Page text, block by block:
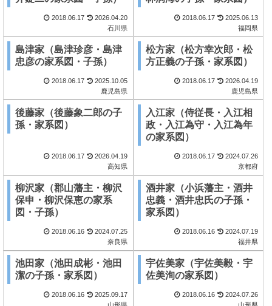
2018.06.17
2026.04.20
石川県
2018.06.17
2025.06.13
福岡県
島津家（島津珍彦・島津
忠彦の家系図・子孫）
2018.06.17
2025.10.05
鹿児島県
松方家（松方幸次郎・松
方正義の子孫・家系図）
2018.06.17
2026.04.19
鹿児島県
後藤家（後藤象二郎の子
孫・家系図）
2018.06.17
2026.04.19
高知県
入江家（侍従長・入江相
政・入江為守・入江為年
の家系図）
2018.06.17
2024.07.26
京都府
柳沢家（郡山藩主・柳沢
保申・柳沢保恵の家系
図・子孫）
2018.06.16
2024.07.25
奈良県
酒井家（小浜藩主・酒井
忠義・酒井忠氏の子孫・
家系図）
2018.06.16
2024.07.19
福井県
池田家（池田成彬・池田
潔の子孫・家系図）
2018.06.16
2025.09.17
宇佐美家（宇佐美毅・宇
佐美洵の家系図）
2018.06.16
2024.07.26